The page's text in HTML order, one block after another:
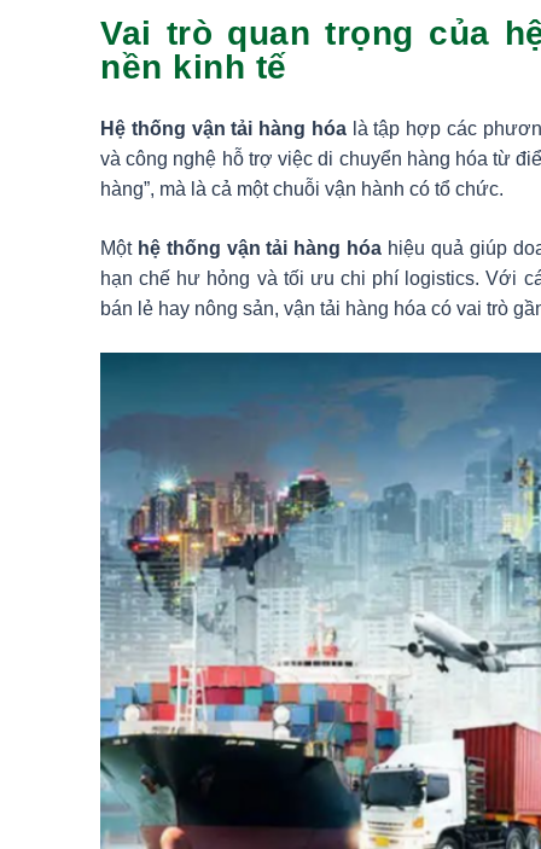
Vai trò quan trọng của
nền kinh tế
Hệ thống vận tải hàng hóalà tập hợp các
và công nghệ hỗ trợ việc di chuyển hàng hóa từ
hàng”, mà là cả một chuỗi vận hành có tổ chức.
Một hệ thống vận tải hàng hóa hiệu quả giúp
hạn chế hư hỏng và tối ưu chi phí logistics. Với
bán lẻ hay nông sản, vận tải hàng hóa có vai trò